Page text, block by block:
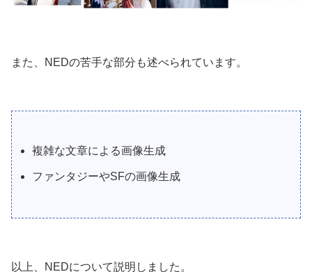
また、NEDの苦手な部分も述べられています。
複雑な文章による画像生成
ファンタジーやSFの画像生成
以上、NEDについて説明しました。